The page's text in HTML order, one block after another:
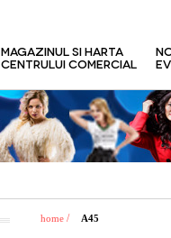
MAGAZINUL SI HARTA
CENTRULUI COMERCIAL
home / A45